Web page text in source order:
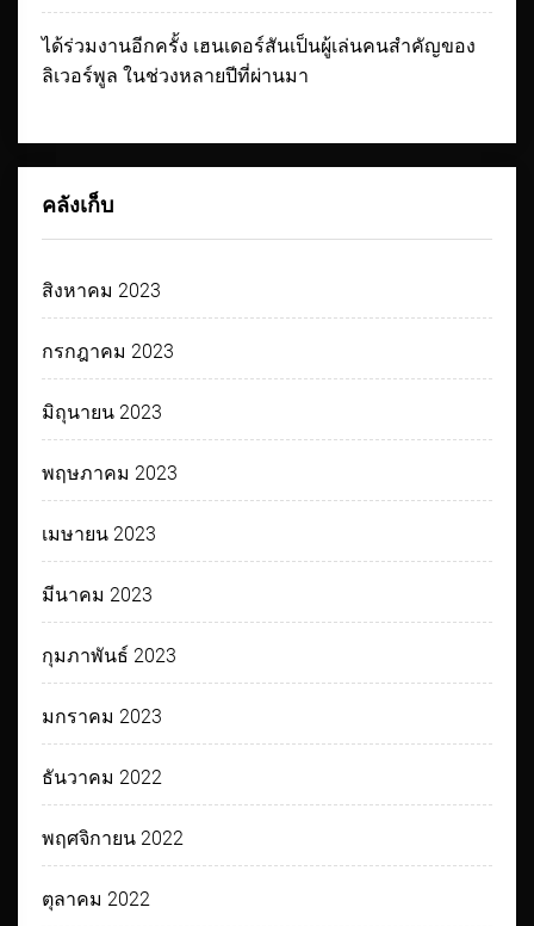
ได้ร่วมงานอีกครั้ง เฮนเดอร์สันเป็นผู้เล่นคนสำคัญของ
ลิเวอร์พูล ในช่วงหลายปีที่ผ่านมา
คลังเก็บ
สิงหาคม 2023
กรกฎาคม 2023
มิถุนายน 2023
พฤษภาคม 2023
เมษายน 2023
มีนาคม 2023
กุมภาพันธ์ 2023
มกราคม 2023
ธันวาคม 2022
พฤศจิกายน 2022
ตุลาคม 2022